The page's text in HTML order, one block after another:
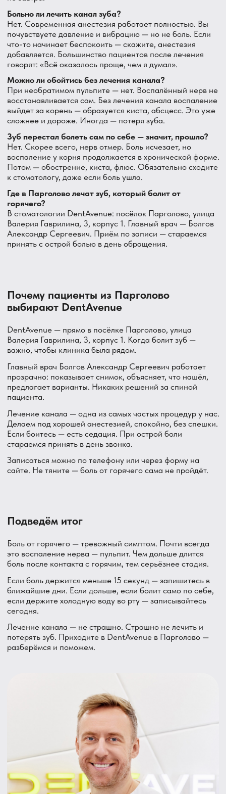
Услуги
Главная
Услуги
Преимущества
О клинике
Команда
Терапия
Ортопедия
Хирургия
Проф. гигиена
Полезное
Информация
ООО «ДЕНТАВЕНЮ»
Парголово,
ул. В. Гаврилина, 3, корп. 1
Отзывы
Работы
Частые вопросы
Контакты
Политика обработки персональных
данных и файлов Cookie
Согласие на обработку персональных данных
Пользовательское соглашение
ИНН7802691806, ОГРН1197847135133
Вверх
Юр. адрес:194358, Парголово, ул.
Валерия Гаврилина 3 корпус 1 литера
А, помещение 51Н.
Лицензия: Серия ЛО-1 номер ЛО-78-01-
010874, бланк номер 011158 от 27.05.2020